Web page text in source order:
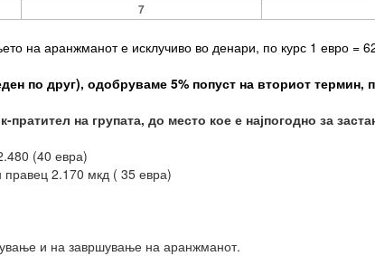
7
на аранжманот е исклучиво во денари, по курс 1 евро =
по друг), одобруваме 5% попуст на вториот термин,
на групата, до место кое е најпогодно за
(40 евра)
2.170 мкд ( 35 евра)
и на завршување на аранжманот.